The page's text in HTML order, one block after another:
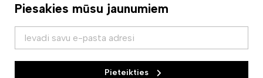
Piesakies mūsu jaunumiem
Pieteikties